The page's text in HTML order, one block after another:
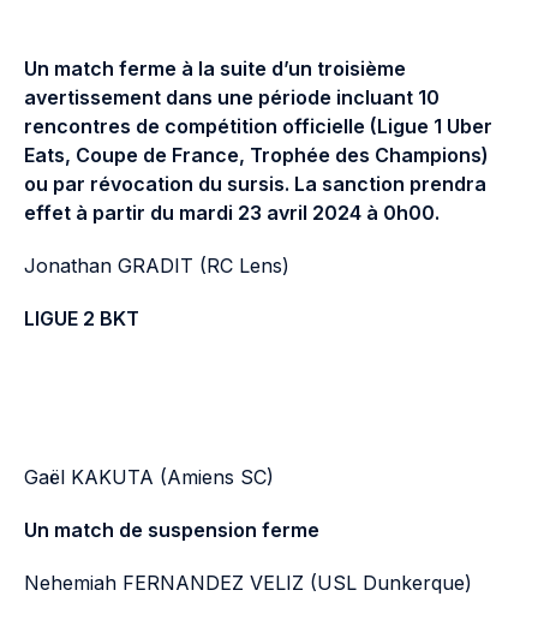
Un match ferme à la suite d’un troisième
avertissement dans une période incluant 10
rencontres de compétition officielle (Ligue 1 Uber
Eats, Coupe de France, Trophée des Champions)
ou par révocation du sursis. La sanction prendra
effet à partir du mardi 23 avril 2024 à 0h00.
Jonathan GRADIT (RC Lens)
LIGUE 2 BKT
Gaël KAKUTA (Amiens SC)
Un match de suspension ferme
Nehemiah FERNANDEZ VELIZ (USL Dunkerque)